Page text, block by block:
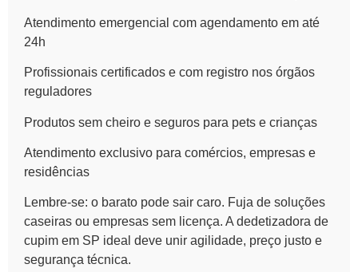
Atendimento emergencial com agendamento em até
24h
Profissionais certificados e com registro nos órgãos
reguladores
Produtos sem cheiro e seguros para pets e crianças
Atendimento exclusivo para comércios, empresas e
residências
Lembre-se: o barato pode sair caro. Fuja de soluções
caseiras ou empresas sem licença. A dedetizadora de
cupim em SP ideal deve unir agilidade, preço justo e
segurança técnica.